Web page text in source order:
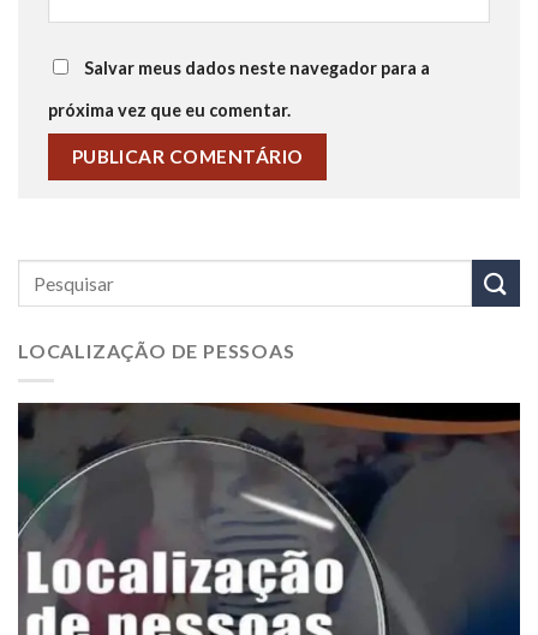
Salvar meus dados neste navegador para a
próxima vez que eu comentar.
LOCALIZAÇÃO DE PESSOAS